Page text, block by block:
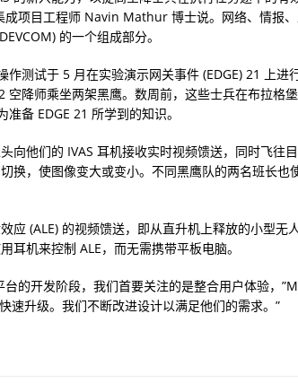
成项目工程师 Navin Mathur 博士说。网络、情报
的一个组成部分。
作测试于 5 月在实验演示网关事件 (EDGE) 21 上进
降师乘坐两架黑鹰。数周前，这些士兵在布拉格
备 EDGE 21 所学到的知识。
向他们的 IVAS 耳机接收实时视频馈送，同时飞往
换，使图像变大或变小。不同黑鹰队的两名班长也
应 (ALE) 的视频馈送，即从直升机上释放的小型无
耳机来控制 ALE，而无需携带平板电脑。
台的开发阶段，我们首要关注的是整合用户体验，
速升级。我们不断改进设计以满足他们的需求。”